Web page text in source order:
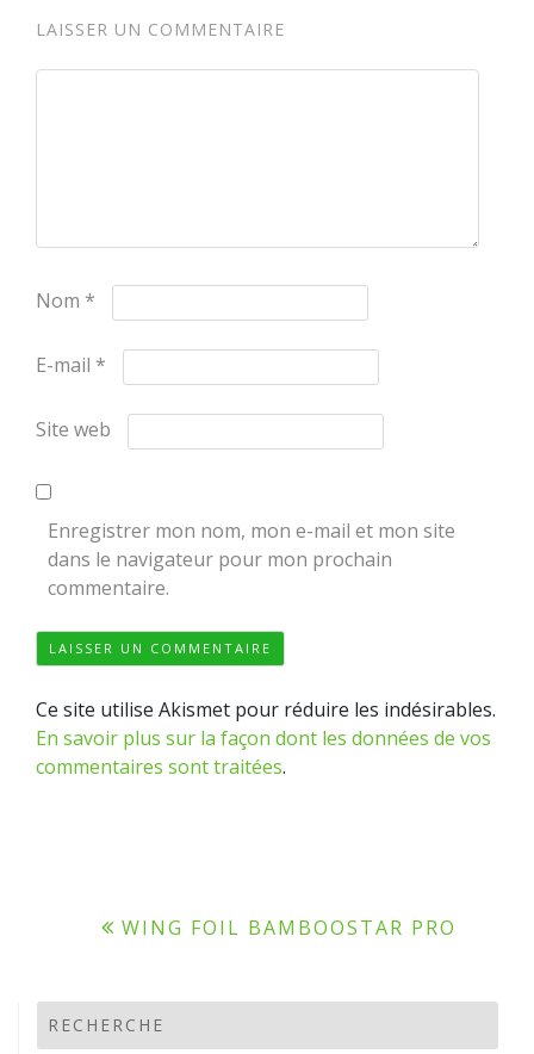
LAISSER UN COMMENTAIRE
Nom *
E-mail *
Site web
Enregistrer mon nom, mon e-mail et mon site
dans le navigateur pour mon prochain
commentaire.
Ce site utilise Akismet pour réduire les indésirables.
En savoir plus sur la façon dont les données de vos
commentaires sont traitées.
Navigation
l’article
WING FOIL BAMBOOSTAR PRO
RECHERCHE